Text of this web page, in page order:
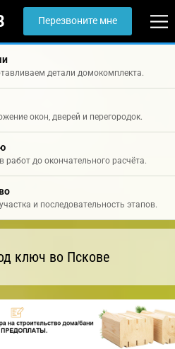
Перезвоните мне
детали домокомплекта.
окон, дверей и перегородок.
до окончательного расчёта.
и последовательность этапов.
ключ во Пскове